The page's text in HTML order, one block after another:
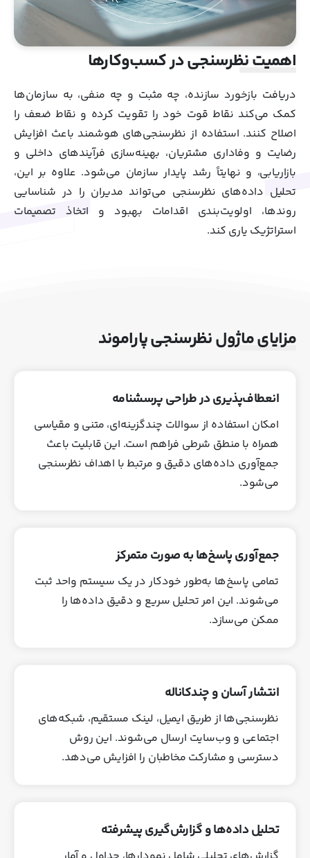
اهمیت نظرسنجی در کسب‌وکارها
دریافت بازخورد سازنده، چه مثبت و چه منفی، به سازمان‌ها
کمک می‌کند نقاط قوت خود را تقویت کرده و نقاط ضعف را
اصلاح کنند. استفاده از نظرسنجی‌های هوشمند باعث افزایش
رضایت و وفاداری مشتریان، بهینه‌سازی فرآیندهای داخلی و
بازاریابی، و نهایتاً رشد پایدار سازمان می‌شود. علاوه بر این،
تحلیل داده‌های نظرسنجی می‌تواند مدیران را در شناسایی
روندها، اولویت‌بندی اقدامات بهبود و اتخاذ تصمیمات
استراتژیک یاری کند.
مزایای ماژول نظرسنجی پاراموند
انعطاف‌پذیری در طراحی پرسشنامه
امکان استفاده از سوالات چندگزینه‌ای، متنی و مقیاسی
همراه با منطق شرطی فراهم است. این قابلیت باعث
جمع‌آوری داده‌های دقیق و مرتبط با اهداف نظرسنجی
می‌شود.
جمع‌آوری پاسخ‌ها به صورت متمرکز
تمامی پاسخ‌ها به‌طور خودکار در یک سیستم واحد ثبت
می‌شوند. این امر تحلیل سریع و دقیق داده‌ها را
ممکن می‌سازد.
انتشار آسان و چندکاناله
نظرسنجی‌ها از طریق ایمیل، لینک مستقیم، شبکه‌های
اجتماعی و وب‌سایت ارسال می‌شوند. این روش
دسترسی و مشارکت مخاطبان را افزایش می‌دهد.
تحلیل داده‌ها و گزارش‌گیری پیشرفته